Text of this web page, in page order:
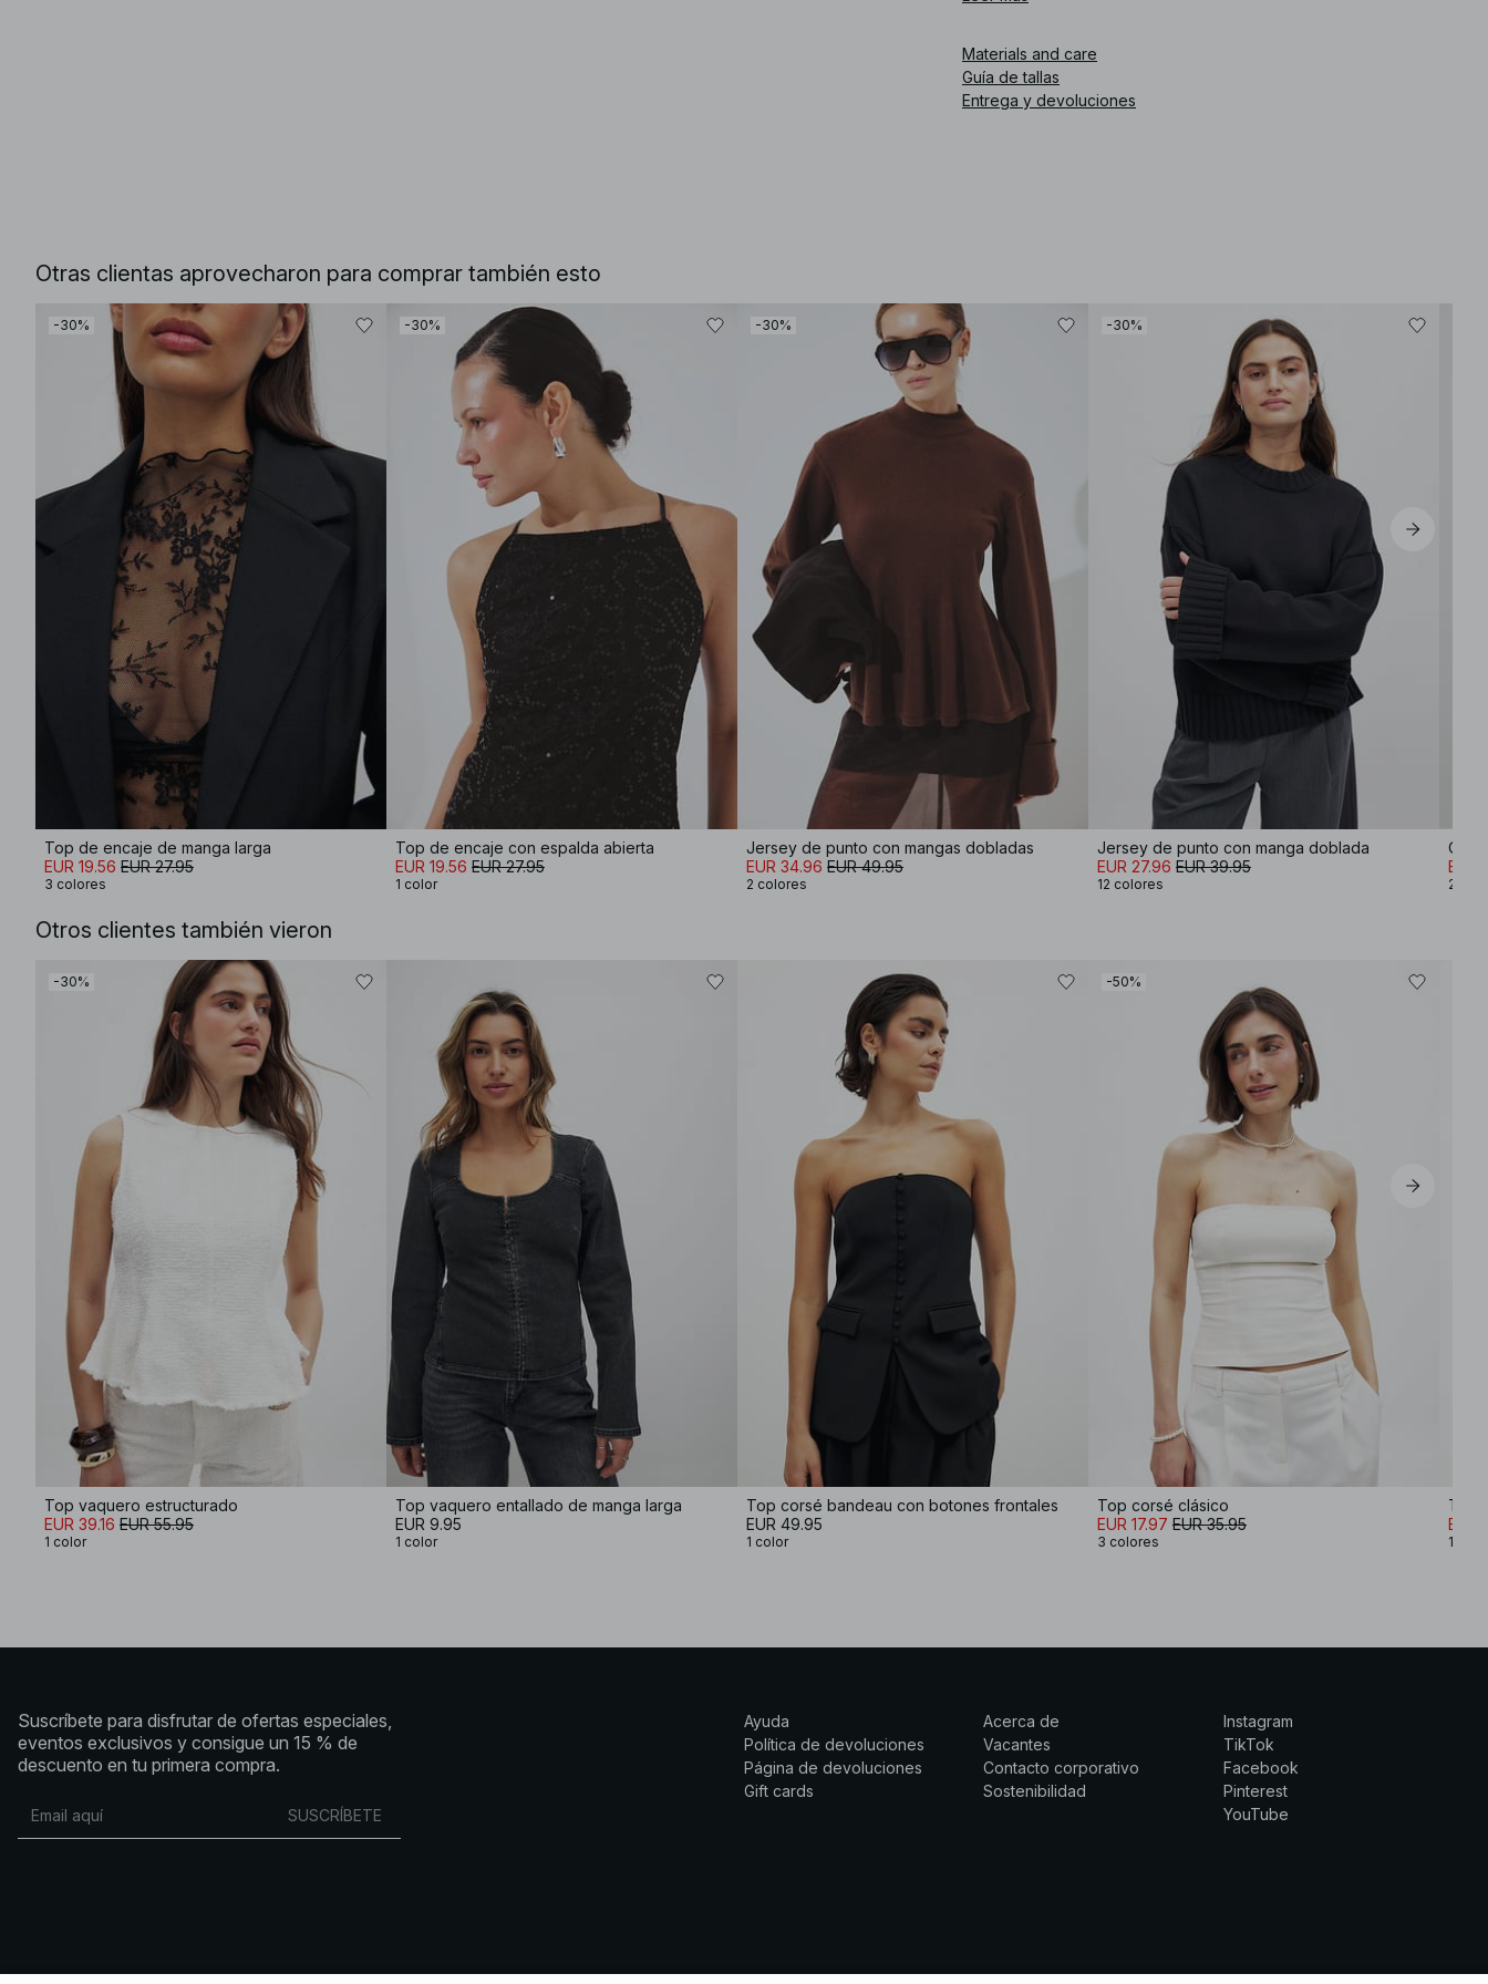
Núm. de artículo:
Materials and care
Guía de tallas
Entrega y devoluciones
Otras clientas aprovecharon para comprar también esto
-30%
Top de encaje de manga larga
EUR 19.56 EUR 27.95
3 colores
-30%
Top de encaje con espalda abierta
EUR 19.56 EUR 27.95
1 color
-30%
Jersey de punto con mangas dobladas
EUR 34.96 EUR 49.95
2 colores
-30%
Jersey de punto con manga doblada
EUR 27.96 EUR 39.95
12 colores
EUR
2
Otros clientes también vieron
-30%
Top vaquero estructurado
EUR 39.16 EUR 55.95
1 color
Top vaquero entallado de manga larga
EUR 9.95
1 color
Top corsé bandeau con botones frontales
EUR 49.95
1 color
-50%
Top corsé clásico
EUR 17.97 EUR 35.95
3 colores
Top
EUR
1
Suscríbete para disfrutar de ofertas especiales,
eventos exclusivos y consigue un 15 % de
descuento en tu primera compra.
SUSCRÍBETE
Ayuda
Política de devoluciones
Página de devoluciones
Gift cards
Acerca de
Vacantes
Contacto corporativo
Sostenibilidad
Instagram
TikTok
Facebook
Pinterest
YouTube